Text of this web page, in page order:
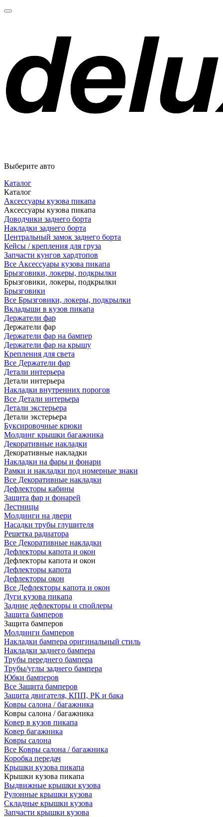
Выберите авто
Каталог
Каталог
Аксессуары кузова пикапа
Аксессуары кузова пикапа
Доводчики заднего борта
Накладки заднего борта
Центральный замок заднего борта
Кейсы / крепления для груза
Запчасти кунгов хардтопов
Все Аксессуары кузова пикапа
Брызговики, локеры, подкрылки
Брызговики, локеры, подкрылки
Брызговики
Все Брызговики, локеры, подкрылки
Вкладыши в кузов пикапа
Держатели фар
Держатели фар
Держатели фар на бампер
Держатели фар на крышу
Крепления для света
Все Держатели фар
Детали интерьера
Детали интерьера
Накладки внутренних порогов
Все Детали интерьера
Детали экстерьера
Детали экстерьера
Буксировочные крюки
Молдинг крышки багажника
Декоративные накладки
Декоративные накладки
Накладки на фары и фонари
Рамки и накладки под номерные знаки
Все Декоративные накладки
Дефлекторы кабины
Защита фар и фонарей
Лестницы
Молдинги на двери
Насадки трубы глушителя
Решетка радиатора
Все Декоративные накладки
Дефлекторы капота и окон
Дефлекторы капота и окон
Дефлекторы капота
Дефлекторы окон
Все Дефлекторы капота и окон
Дуги кузова пикапа
Задние дефлекторы и спойлеры
Защита бамперов
Защита бамперов
Молдинги бамперов
Накладки бампера оригинальный стиль
Накладки заднего бампера
Трубы переднего бампера
Трубы/углы заднего бампера
Юбки бамперов
Все Защита бамперов
Защита двигателя, КПП, РК и бака
Ковры салона / багажника
Ковры салона / багажника
Ковер в кузов пикапа
Ковер багажника
Ковры салона
Все Ковры салона / багажника
Коробка передач
Крышки кузова пикапа
Крышки кузова пикапа
Выдвижные крышки кузова
Рулонные крышки кузова
Складные крышки кузова
Запчасти крышки кузова